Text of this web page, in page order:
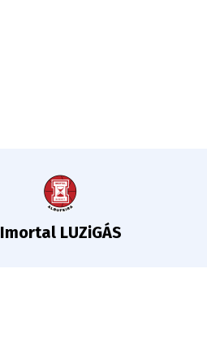
Imortal LUZiGÁS